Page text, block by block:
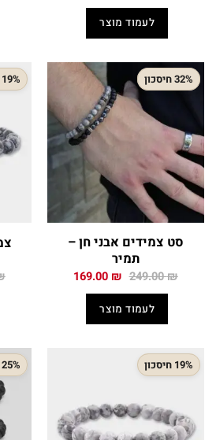
650.00 ₪.
לעמוד מוצר
32% חיסכון
סט צמידים אבני חן –
תמיר
249.00₪ המחיר
249.00 ₪.
169.00 ₪ המחיר
לעמוד מוצר
19% חיסכון
19% חיסכון 25% חיסכון